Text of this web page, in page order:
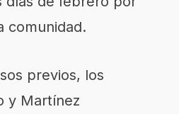
comunidad.
previos, los
y Martínez